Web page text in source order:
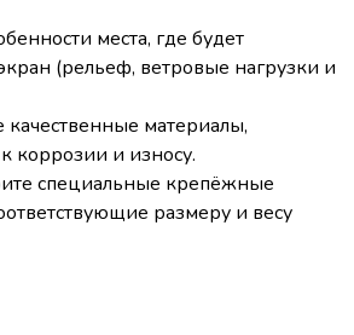
места, где будет
(рельеф, ветровые нагрузки и
качественные материалы,
коррозии и износу.
специальные крепёжные
размеру и весу